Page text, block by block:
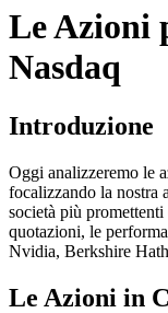
Le Azioni
Nasdaq
Introduzione
Oggi analizzeremo le
focalizzando la nostra
società più
quotazioni, le
Nvidia, Berkshire
Le Azioni in